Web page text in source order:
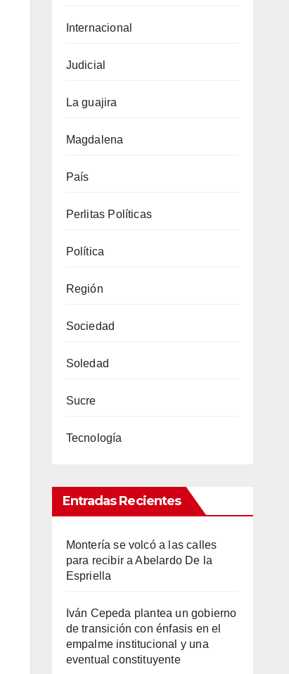
Internacional
Judicial
La guajira
Magdalena
País
Perlitas Políticas
Política
Región
Sociedad
Soledad
Sucre
Tecnología
Entradas Recientes
Montería se volcó a las calles
para recibir a Abelardo De la
Espriella
Iván Cepeda plantea un gobierno
de transición con énfasis en el
empalme institucional y una
eventual constituyente